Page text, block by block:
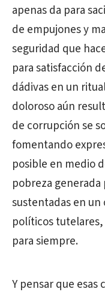
apenas da para
de empujones y
seguridad que
para satisfacción
dádivas en un
doloroso aún
de corrupción se
fomentando
posible en medio
pobreza
sustentadas en
políticos
para siempre.
Y pensar que